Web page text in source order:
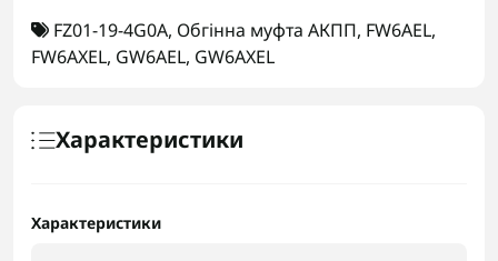
FZ01-19-4G0A, Обгінна муфта АКПП, FW6AEL,
FW6AXEL, GW6AEL, GW6AXEL
Характеристики
Характеристики